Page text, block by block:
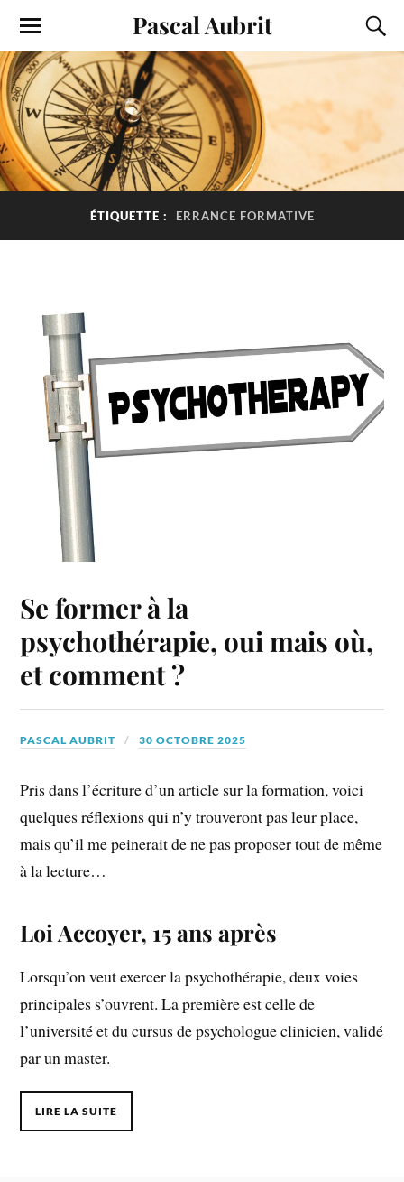
Pascal Aubrit
ÉTIQUETTE : ERRANCE FORMATIVE
Se former à la
psychothérapie, oui mais où,
et comment ?
PASCAL AUBRIT 30 OCTOBRE 2025
Pris dans l’écriture d’un article sur la formation, voici
quelques réflexions qui n’y trouveront pas leur place,
mais qu’il me peinerait de ne pas proposer tout de même
à la lecture…
Loi Accoyer, 15 ans après
Lorsqu’on veut exercer la psychothérapie, deux voies
principales s’ouvrent. La première est celle de
l’université et du cursus de psychologue clinicien, validé
par un master.
LIRE LA SUITE